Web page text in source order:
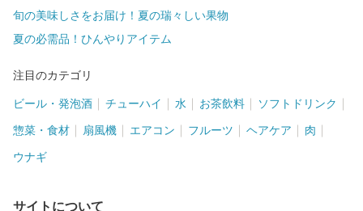
旬の美味しさをお届け！夏の瑞々しい果物
夏の必需品！ひんやりアイテム
注目のカテゴリ
ビール・発泡酒 チューハイ 水 お茶飲料 ソフトドリンク
惣菜・食材 扇風機 エアコン フルーツ ヘアケア 肉
ウナギ
サイトについて